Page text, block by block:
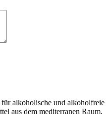
alkoholische und alkoholfreie
aus dem mediterranen Raum.